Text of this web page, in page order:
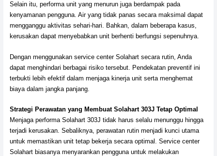
Selain itu, performa unit yang menurun juga berdampak pada
kenyamanan pengguna. Air yang tidak panas secara maksimal dapat
mengganggu aktivitas sehari-hari. Bahkan, dalam beberapa kasus,
kerusakan dapat menyebabkan unit berhenti berfungsi sepenuhnya.
Dengan menggunakan service center Solahart secara rutin, Anda
dapat menghindari berbagai risiko tersebut. Pendekatan preventif ini
terbukti lebih efektif dalam menjaga kinerja unit serta menghemat
biaya dalam jangka panjang.
Strategi Perawatan yang Membuat Solahart 303J Tetap Optimal
Menjaga performa Solahart 303J tidak harus selalu menunggu hingga
terjadi kerusakan. Sebaliknya, perawatan rutin menjadi kunci utama
untuk memastikan unit tetap bekerja secara optimal. Service center
Solahart biasanya menyarankan pengguna untuk melakukan